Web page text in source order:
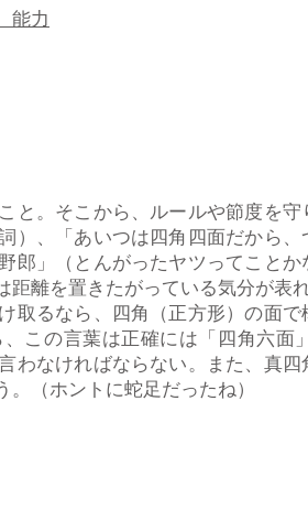
能力
と。そこから、ルールや節度を
）、「あいつは四角四面だから
郎」（とんがったヤツってこと
離を置きたがっている気分が表れ
取るなら、四角（正方形）の面
この言葉は正確には「四角六面
わなければならない。また、真
（ホントに蛇足だったね）